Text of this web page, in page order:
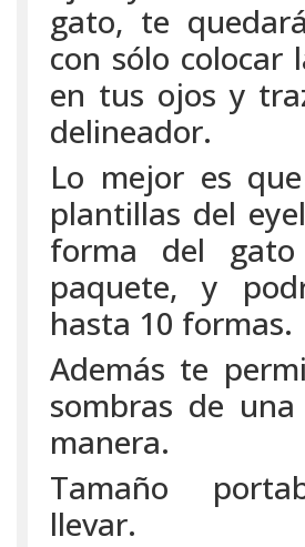
gato, te
con sólo colocar
en tus ojos y
delineador.
Lo mejor es
plantillas del
forma del
paquete, y
hasta 10 formas.
Además te
sombras de una
manera.
Tamaño
llevar.